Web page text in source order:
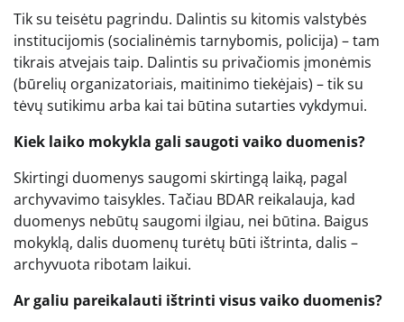
Tik su teisėtu pagrindu. Dalintis su kitomis valstybės
institucijomis (socialinėmis tarnybomis, policija) – tam
tikrais atvejais taip. Dalintis su privačiomis įmonėmis
(būrelių organizatoriais, maitinimo tiekėjais) – tik su
tėvų sutikimu arba kai tai būtina sutarties vykdymui.
Kiek laiko mokykla gali saugoti vaiko duomenis?
Skirtingi duomenys saugomi skirtingą laiką, pagal
archyvavimo taisykles. Tačiau BDAR reikalauja, kad
duomenys nebūtų saugomi ilgiau, nei būtina. Baigus
mokyklą, dalis duomenų turėtų būti ištrinta, dalis –
archyvuota ribotam laikui.
Ar galiu pareikalauti ištrinti visus vaiko duomenis?